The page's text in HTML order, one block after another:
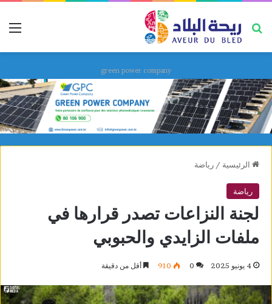
بحث عن
green power company
الرئيسية / رياضة
رياضة
لجنة النزاعات تصدر قرارها في
ملفات الزايدي والحبوبي
4 يونيو 2025 0
910 أقل من دقيقة